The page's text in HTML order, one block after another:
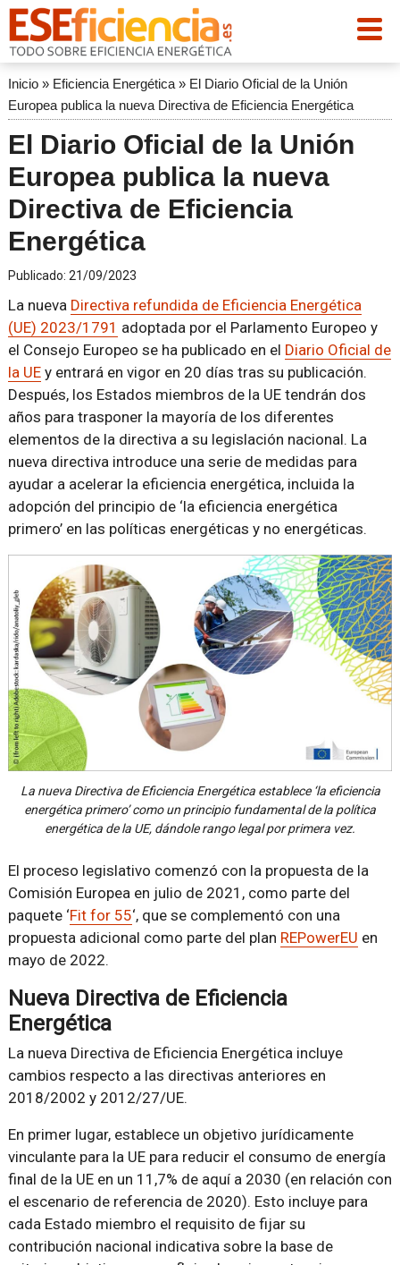
Inicio» Eficiencia Energética» El Diario Oficial de la Unión
Europea publica la nueva Directiva de Eficiencia Energética
El Diario Oficial de la Unión
Europea publica la nueva
Directiva de Eficiencia
Energética
Publicado: 21/09/2023
La nueva Directiva refundida de Eficiencia Energética
(UE) 2023/1791 adoptada por el Parlamento Europeo y
el Consejo Europeo se ha publicado en el Diario Oficial de
la UEy entrará en vigor en 20 días tras su publicación.
Después, los Estados miembros de la UE tendrán dos
años para trasponer la mayoría de los diferentes
elementos de la directiva a su legislación nacional. La
nueva directiva introduce una serie de medidas para
ayudar a acelerar la eficiencia energética, incluida la
adopción del principio de ‘la eficiencia energética
primero’ en las políticas energéticas y no energéticas.
La nueva Directiva de Eficiencia Energética establece ‘la eficiencia
energética primero’ como un principio fundamental de la política
energética de la UE, dándole rango legal por primera vez.
El proceso legislativo comenzó con la propuesta de la
Comisión Europea en julio de 2021, como parte del
paquete ‘Fit for 55‘, que se complementó con una
propuesta adicional como parte del plan REPowerEU en
mayo de 2022.
Nueva Directiva de Eficiencia
Energética
La nueva Directiva de Eficiencia Energética incluye
cambios respecto a las directivas anteriores en
2018/2002 y 2012/27/UE.
En primer lugar, establece un objetivo jurídicamente
vinculante para la UE para reducir el consumo de energía
final de la UE en un 11,7% de aquí a 2030 (en relación con
el escenario de referencia de 2020). Esto incluye para
cada Estado miembro el requisito de fijar su
contribución nacional indicativa sobre la base de